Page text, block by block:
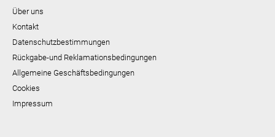
Über uns
Kontakt
Datenschutzbestimmungen
Rückgabe-und Reklamationsbedingungen
Allgemeine Geschäftsbedingungen
Cookies
Impressum